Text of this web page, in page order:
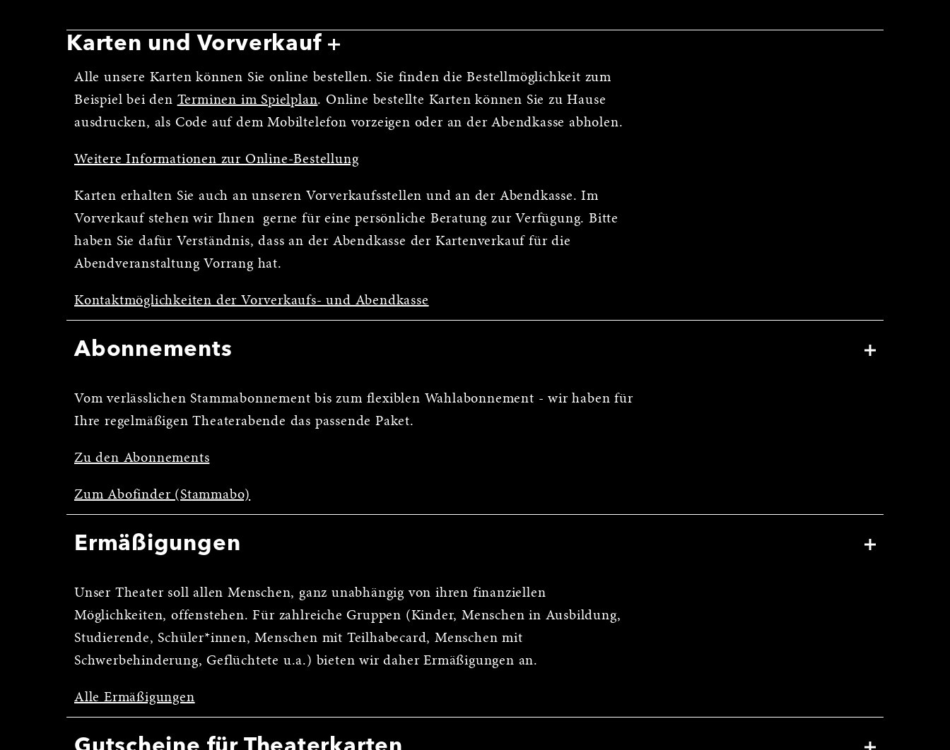
Karten und Vorverkauf
Alle unsere Karten können Sie online bestellen. Sie finden die Bestellmöglichkeit zum
Beispiel bei den Terminen im Spielplan. Online bestellte Karten können Sie zu Hause
ausdrucken, als Code auf dem Mobiltelefon vorzeigen oder an der Abendkasse abholen.
Weitere Informationen zur Online-Bestellung
Karten erhalten Sie auch an unseren Vorverkaufsstellen und an der Abendkasse. Im
Vorverkauf stehen wir Ihnen gerne für eine persönliche Beratung zur Verfügung. Bitte
haben Sie dafür Verständnis, dass an der Abendkasse der Kartenverkauf für die
Abendveranstaltung Vorrang hat.
Kontaktmöglichkeiten der Vorverkaufs- und Abendkasse
Abonnements
Vom verlässlichen Stammabonnement bis zum flexiblen Wahlabonnement - wir haben für
Ihre regelmäßigen Theaterabende das passende Paket.
Zu den Abonnements
Zum Abofinder (Stammabo)
Ermäßigungen
Unser Theater soll allen Menschen, ganz unabhängig von ihren finanziellen
Möglichkeiten, offenstehen. Für zahlreiche Gruppen (Kinder, Menschen in Ausbildung,
Studierende, Schüler*innen, Menschen mit Teilhabecard, Menschen mit
Schwerbehinderung, Geflüchtete u.a.) bieten wir daher Ermäßigungen an.
Alle Ermäßigungen